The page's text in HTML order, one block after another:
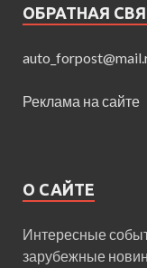
ОБРАТНАЯ
Реклама на сайте
О САЙТЕ
Интересные
зарубежные